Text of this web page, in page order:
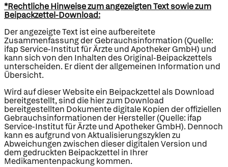
*Rechtliche Hinweise zum angezeigten Text sowie zum
Beipackzettel-Download:
Der angezeigte Text ist eine aufbereitete
Zusammenfassung der Gebrauchsinformation (Quelle:
ifap Service-Institut für Ärzte und Apotheker GmbH) und
kann sich von den Inhalten des Original-Beipackzettels
unterscheiden. Er dient der allgemeinen Information und
Übersicht.
Wird auf dieser Website ein Beipackzettel als Download
bereitgestellt, sind die hier zum Download
bereitgestellten Dokumente digitale Kopien der offiziellen
Gebrauchsinformationen der Hersteller (Quelle: ifap
Service-Institut für Ärzte und Apotheker GmbH). Dennoch
kann es aufgrund von Aktualisierungszyklen zu
Abweichungen zwischen dieser digitalen Version und
dem gedruckten Beipackzettel in Ihrer
Medikamentenpackung kommen.